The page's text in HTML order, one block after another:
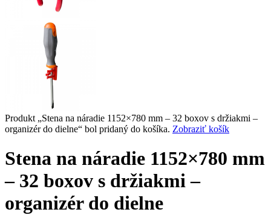
Produkt „Stena na náradie 1152×780 mm – 32 boxov s držiakmi –
organizér do dielne“ bol pridaný do košíka. Zobraziť košík
Stena na náradie 1152×780 mm
– 32 boxov s držiakmi –
organizér do dielne